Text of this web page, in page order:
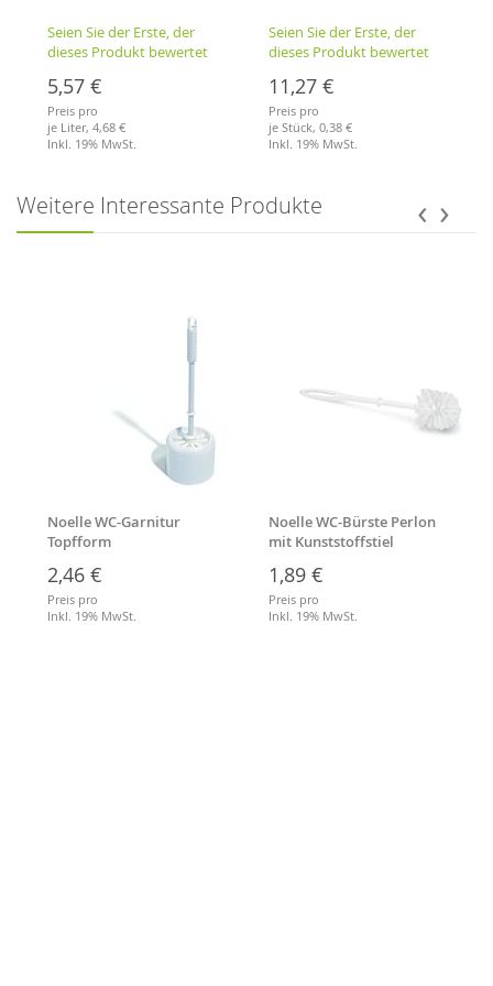
Seien Sie der Erste, der
dieses Produkt bewertet
5,57 €
Preis pro
je Liter,4,68 €
Inkl. 19% MwSt.
Seien Sie der Erste, der
dieses Produkt bewertet
11,27 €
Preis pro
je Stück,0,38 €
Inkl. 19% MwSt.
Weitere Interessante Produkte
Noelle WC-Garnitur
Topfform
2,46 €
Preis pro
Inkl. 19% MwSt.
Noelle WC-Bürste Perlon
mit Kunststoffstiel
1,89 €
Preis pro
Inkl. 19% MwSt.
‹ ›